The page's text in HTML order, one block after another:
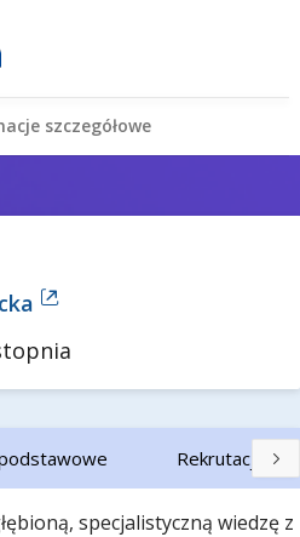
szczegółowe
Rekrutacja
specjalistyczną wiedzę z